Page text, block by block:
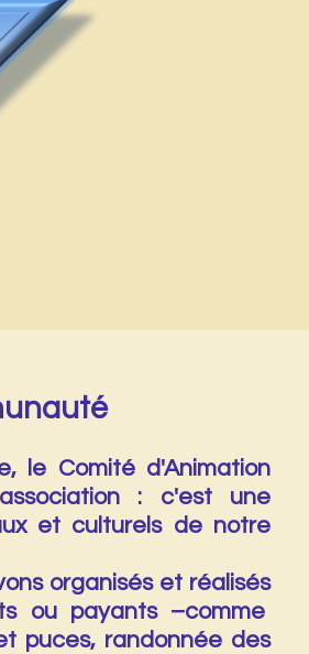
le Comité d'Animation
: c'est une
et culturels de notre
organisés et réalisés
ou payants –comme
puces, randonnée des